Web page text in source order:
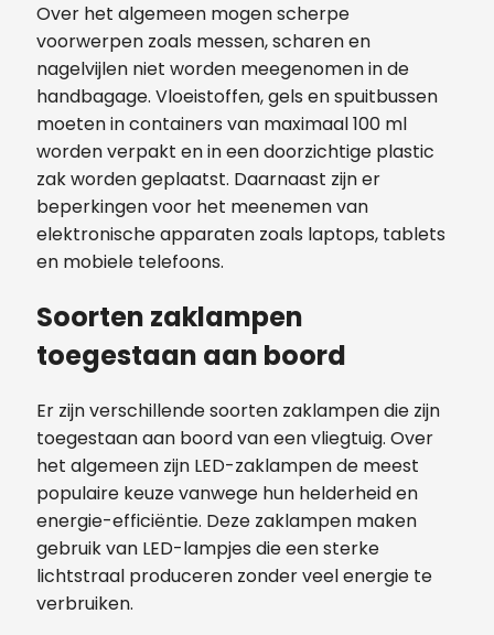
Over het algemeen mogen scherpe
voorwerpen zoals messen, scharen en
nagelvijlen niet worden meegenomen in de
handbagage. Vloeistoffen, gels en spuitbussen
moeten in containers van maximaal 100 ml
worden verpakt en in een doorzichtige plastic
zak worden geplaatst. Daarnaast zijn er
beperkingen voor het meenemen van
elektronische apparaten zoals laptops, tablets
en mobiele telefoons.
Soorten zaklampen
toegestaan aan boord
Er zijn verschillende soorten zaklampen die zijn
toegestaan aan boord van een vliegtuig. Over
het algemeen zijn LED-zaklampen de meest
populaire keuze vanwege hun helderheid en
energie-efficiëntie. Deze zaklampen maken
gebruik van LED-lampjes die een sterke
lichtstraal produceren zonder veel energie te
verbruiken.